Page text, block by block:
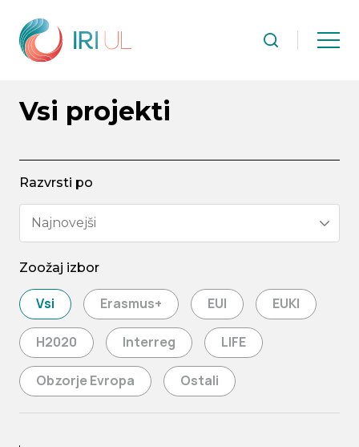
Vsi projekti
Razvrsti po
Najnovejši
Zoožaj izbor
Vsi Erasmus+ EUI EUKI
H2020 Interreg LIFE
Obzorje Evropa Ostali